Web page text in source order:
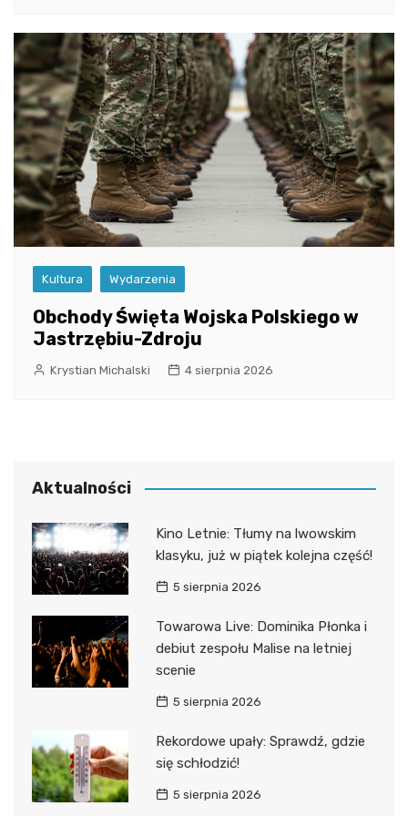
Kultura Wydarzenia
Obchody Święta Wojska Polskiego w
Jastrzębiu-Zdroju
Krystian Michalski 4 sierpnia 2026
Aktualności
Kino Letnie: Tłumy na lwowskim
klasyku, już w piątek kolejna część!
5 sierpnia 2026
Towarowa Live: Dominika Płonka i
debiut zespołu Malise na letniej
scenie
5 sierpnia 2026
Rekordowe upały: Sprawdź, gdzie
się schłodzić!
5 sierpnia 2026